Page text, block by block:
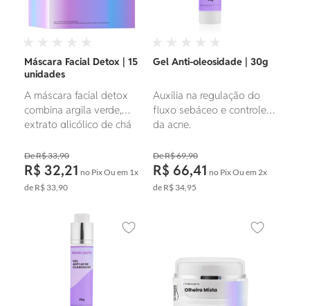
Máscara Facial Detox | 15
unidades
A máscara facial detox
combina argila verde,
extrato glicólico de chá
alecrim. A argila verde
ajuda a purificar a pele,
enquanto o extrato de chá
antioxidantes e o óleo
essencial de alecrim
auxilia na revitalização e
tonificação da pele.
Juntos, estes ativos
promovem uma limpeza
profunda e revitalização
R$ 33,90
R$ 32,21 no PixOu em 1x
de R$ 33,90
Gel Anti-oleosidade | 30g
Auxilia na regulação do
fluxo sebáceo e controle
da acne.
R$ 69,90
R$ 66,41 no PixOu em 2x
de R$ 34,95
Adicionar aos favoritos Adicionar